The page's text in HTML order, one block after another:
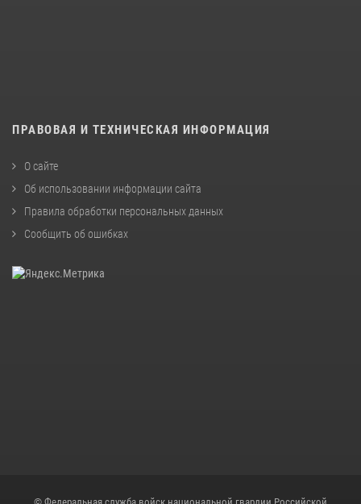
ПРАВОВАЯ И ТЕХНИЧЕСКАЯ ИНФОРМАЦИЯ
О сайте
Об использовании информации сайта
Правила обработки персональных данных
Сообщить об ошибках